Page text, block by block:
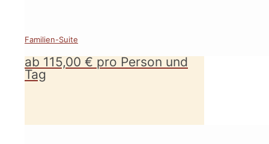
Familien-Suite
ab 115,00 € pro Person und
Tag